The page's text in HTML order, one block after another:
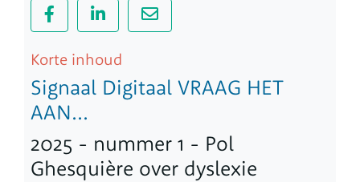
Korte inhoud
Signaal Digitaal VRAAG HET
AAN...
2025 - nummer 1 - Pol
Ghesquière over dyslexie